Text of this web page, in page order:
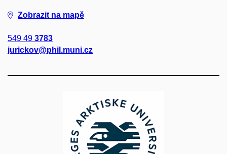
Zobrazit na mapě
549 49 3783
jurickov@phil.muni.cz